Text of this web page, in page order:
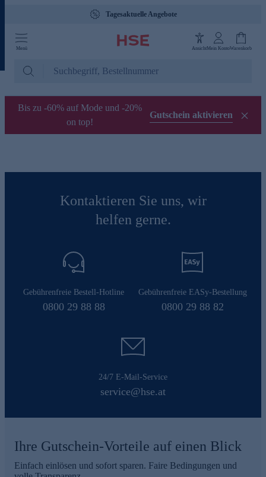
Tagesaktuelle Angebote
Menü AnsichtMein KontoWarenkorb
Bis zu -60% auf Mode und -20%
on top!
Gutschein aktivieren
Kontaktieren Sie uns, wir
helfen gerne.
Gebührenfreie Bestell-Hotline
0800 29 88 88
Gebührenfreie EASy-Bestellung
0800 29 88 82
24/7 E-Mail-Service
service@hse.at
Ihre Gutschein-Vorteile auf einen Blick
Einfach einlösen und sofort sparen. Faire Bedingungen und